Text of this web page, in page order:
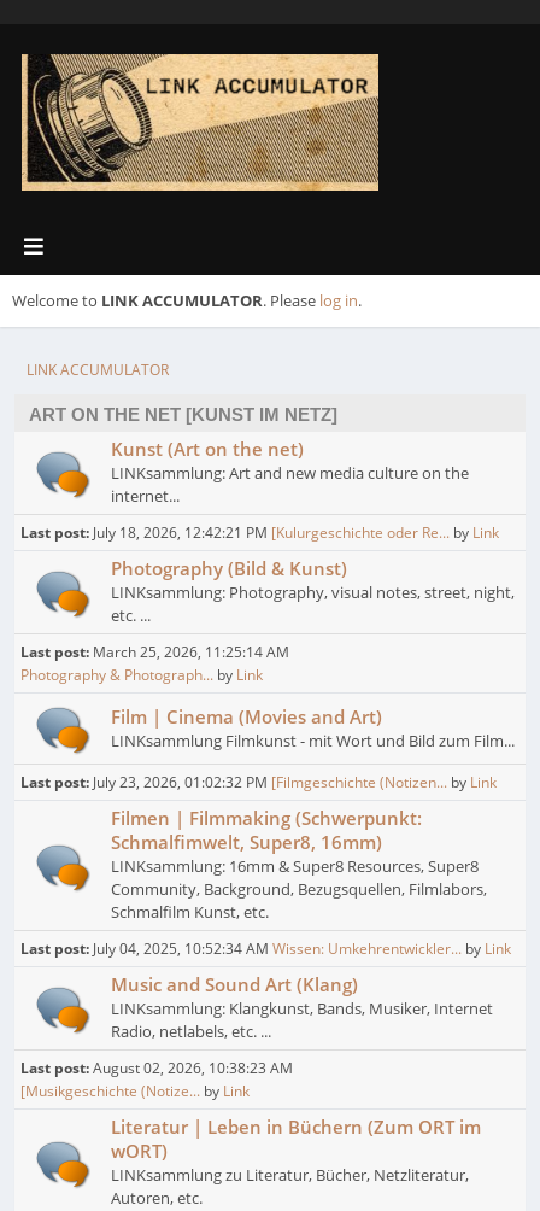
Welcome to LINK ACCUMULATOR. Please log in.
LINK ACCUMULATOR
ART ON THE NET [KUNST IM NETZ]
Kunst (Art on the net)
LINKsammlung: Art and new media culture on the
internet...
Last post: July 18, 2026, 12:42:21 PM [Kulurgeschichte oder Re... by Link
Photography (Bild & Kunst)
LINKsammlung: Photography, visual notes, street, night,
etc. ...
Last post: March 25, 2026, 11:25:14 AM
Photography & Photograph... by Link
Film | Cinema (Movies and Art)
LINKsammlung Filmkunst - mit Wort und Bild zum Film...
Last post: July 23, 2026, 01:02:32 PM [Filmgeschichte (Notizen... by Link
Filmen | Filmmaking (Schwerpunkt:
Schmalfimwelt, Super8, 16mm)
LINKsammlung: 16mm & Super8 Resources, Super8
Community, Background, Bezugsquellen, Filmlabors,
Schmalfilm Kunst, etc.
Last post: July 04, 2025, 10:52:34 AM Wissen: Umkehrentwickler... by Link
Music and Sound Art (Klang)
LINKsammlung: Klangkunst, Bands, Musiker, Internet
Radio, netlabels, etc. ...
Last post:August 02, 2026, 10:38:23 AM
[Musikgeschichte (Notize... by Link
Literatur | Leben in Büchern (Zum ORT im
wORT)
LINKsammlung zu Literatur, Bücher, Netzliteratur,
Autoren, etc.